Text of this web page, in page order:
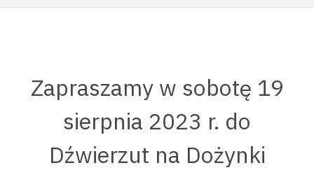
Zapraszamy w sobotę 19
sierpnia 2023 r. do
Dźwierzut na Dożynki